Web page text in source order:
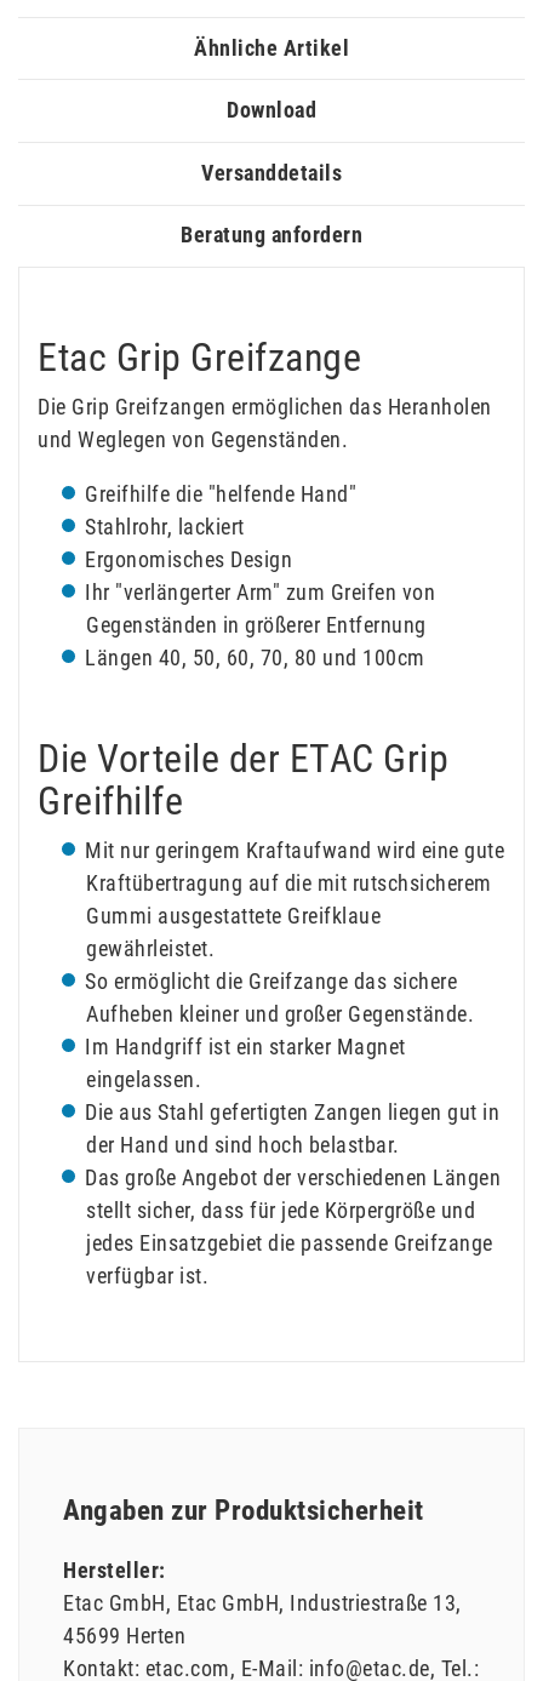
Ähnliche Artikel
Download
Versanddetails
Beratung anfordern
Etac Grip Greifzange
Die Grip Greifzangen ermöglichen das Heranholen
und Weglegen von Gegenständen.
Greifhilfe die "helfende Hand"
Stahlrohr, lackiert
Ergonomisches Design
Ihr "verlängerter Arm" zum Greifen von
Gegenständen in größerer Entfernung
Längen 40, 50, 60, 70, 80 und 100cm
Die Vorteile der ETAC Grip
Greifhilfe
Mit nur geringem Kraftaufwand wird eine gute
Kraftübertragung auf die mit rutschsicherem
Gummi ausgestattete Greifklaue
gewährleistet.
So ermöglicht die Greifzange das sichere
Aufheben kleiner und großer Gegenstände.
Im Handgriff ist ein starker Magnet
eingelassen.
Die aus Stahl gefertigten Zangen liegen gut in
der Hand und sind hoch belastbar.
Das große Angebot der verschiedenen Längen
stellt sicher, dass für jede Körpergröße und
jedes Einsatzgebiet die passende Greifzange
verfügbar ist.
Angaben zur Produktsicherheit
Hersteller:
Etac GmbH Etac GmbH Industriestraße 13
45699 Herten
Kontakt: etac.com E-Mail: info@etac.de Tel.: